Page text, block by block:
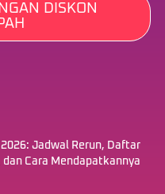
DISKON
Jadwal Rerun, Daftar
dan Cara Mendapatkannya